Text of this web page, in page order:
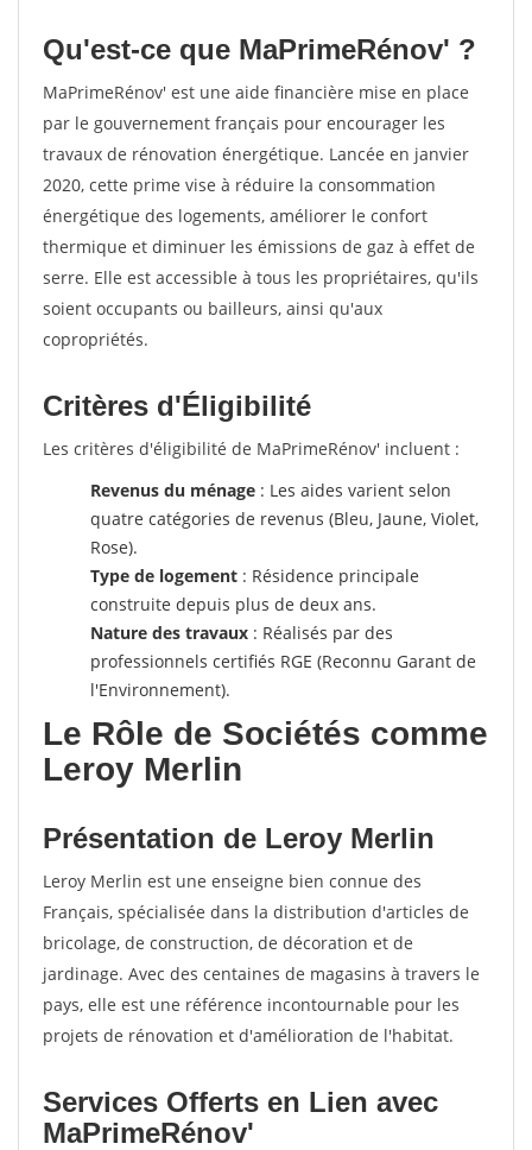
Qu'est-ce que MaPrimeRénov' ?
MaPrimeRénov' est une aide financière mise en place
par le gouvernement français pour encourager les
travaux de rénovation énergétique. Lancée en janvier
2020, cette prime vise à réduire la consommation
énergétique des logements, améliorer le confort
thermique et diminuer les émissions de gaz à effet de
serre. Elle est accessible à tous les propriétaires, qu'ils
soient occupants ou bailleurs, ainsi qu'aux
copropriétés.
Critères d'Éligibilité
Les critères d'éligibilité de MaPrimeRénov' incluent :
Revenus du ménage : Les aides varient selon
quatre catégories de revenus (Bleu, Jaune, Violet,
Rose).
Type de logement : Résidence principale
construite depuis plus de deux ans.
Nature des travaux : Réalisés par des
professionnels certifiés RGE (Reconnu Garant de
l'Environnement).
Le Rôle de Sociétés comme
Leroy Merlin
Présentation de Leroy Merlin
Leroy Merlin est une enseigne bien connue des
Français, spécialisée dans la distribution d'articles de
bricolage, de construction, de décoration et de
jardinage. Avec des centaines de magasins à travers le
pays, elle est une référence incontournable pour les
projets de rénovation et d'amélioration de l'habitat.
Services Offerts en Lien avec
MaPrimeRénov'